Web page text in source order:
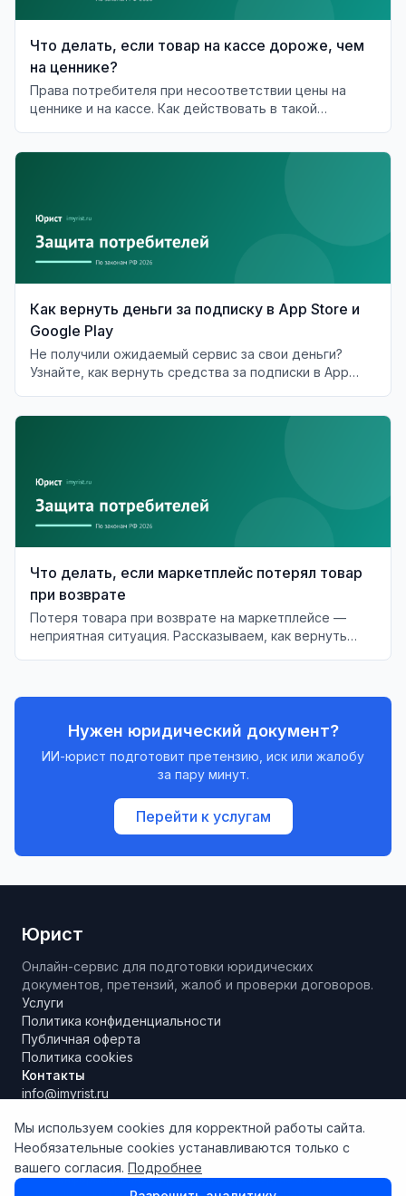
Что делать, если товар на кассе дороже, чем
на ценнике?
Права потребителя при несоответствии цены на
ценнике и на кассе. Как действовать в такой
Как вернуть деньги за подписку в App Store и
Google Play
Не получили ожидаемый сервис за свои деньги?
Узнайте, как вернуть средства за подписки в App
Что делать, если маркетплейс потерял товар
при возврате
Потеря товара при возврате на маркетплейсе —
неприятная ситуация. Рассказываем, как вернуть
Нужен юридический документ?
ИИ-юрист подготовит претензию, иск или жалобу
за пару минут.
Перейти к услугам
Юрист
Онлайн-сервис для подготовки юридических
документов, претензий, жалоб и проверки договоров.
Услуги
Политика конфиденциальности
Публичная оферта
Политика cookies
Контакты
info@imyrist.ru
Материалы и результаты работы сервиса носят исключительно
информационно-справочный характер, не являются
Мы используем cookies для корректной работы сайта.
Необязательные cookies устанавливаются только с
вашего согласия. Подробнее